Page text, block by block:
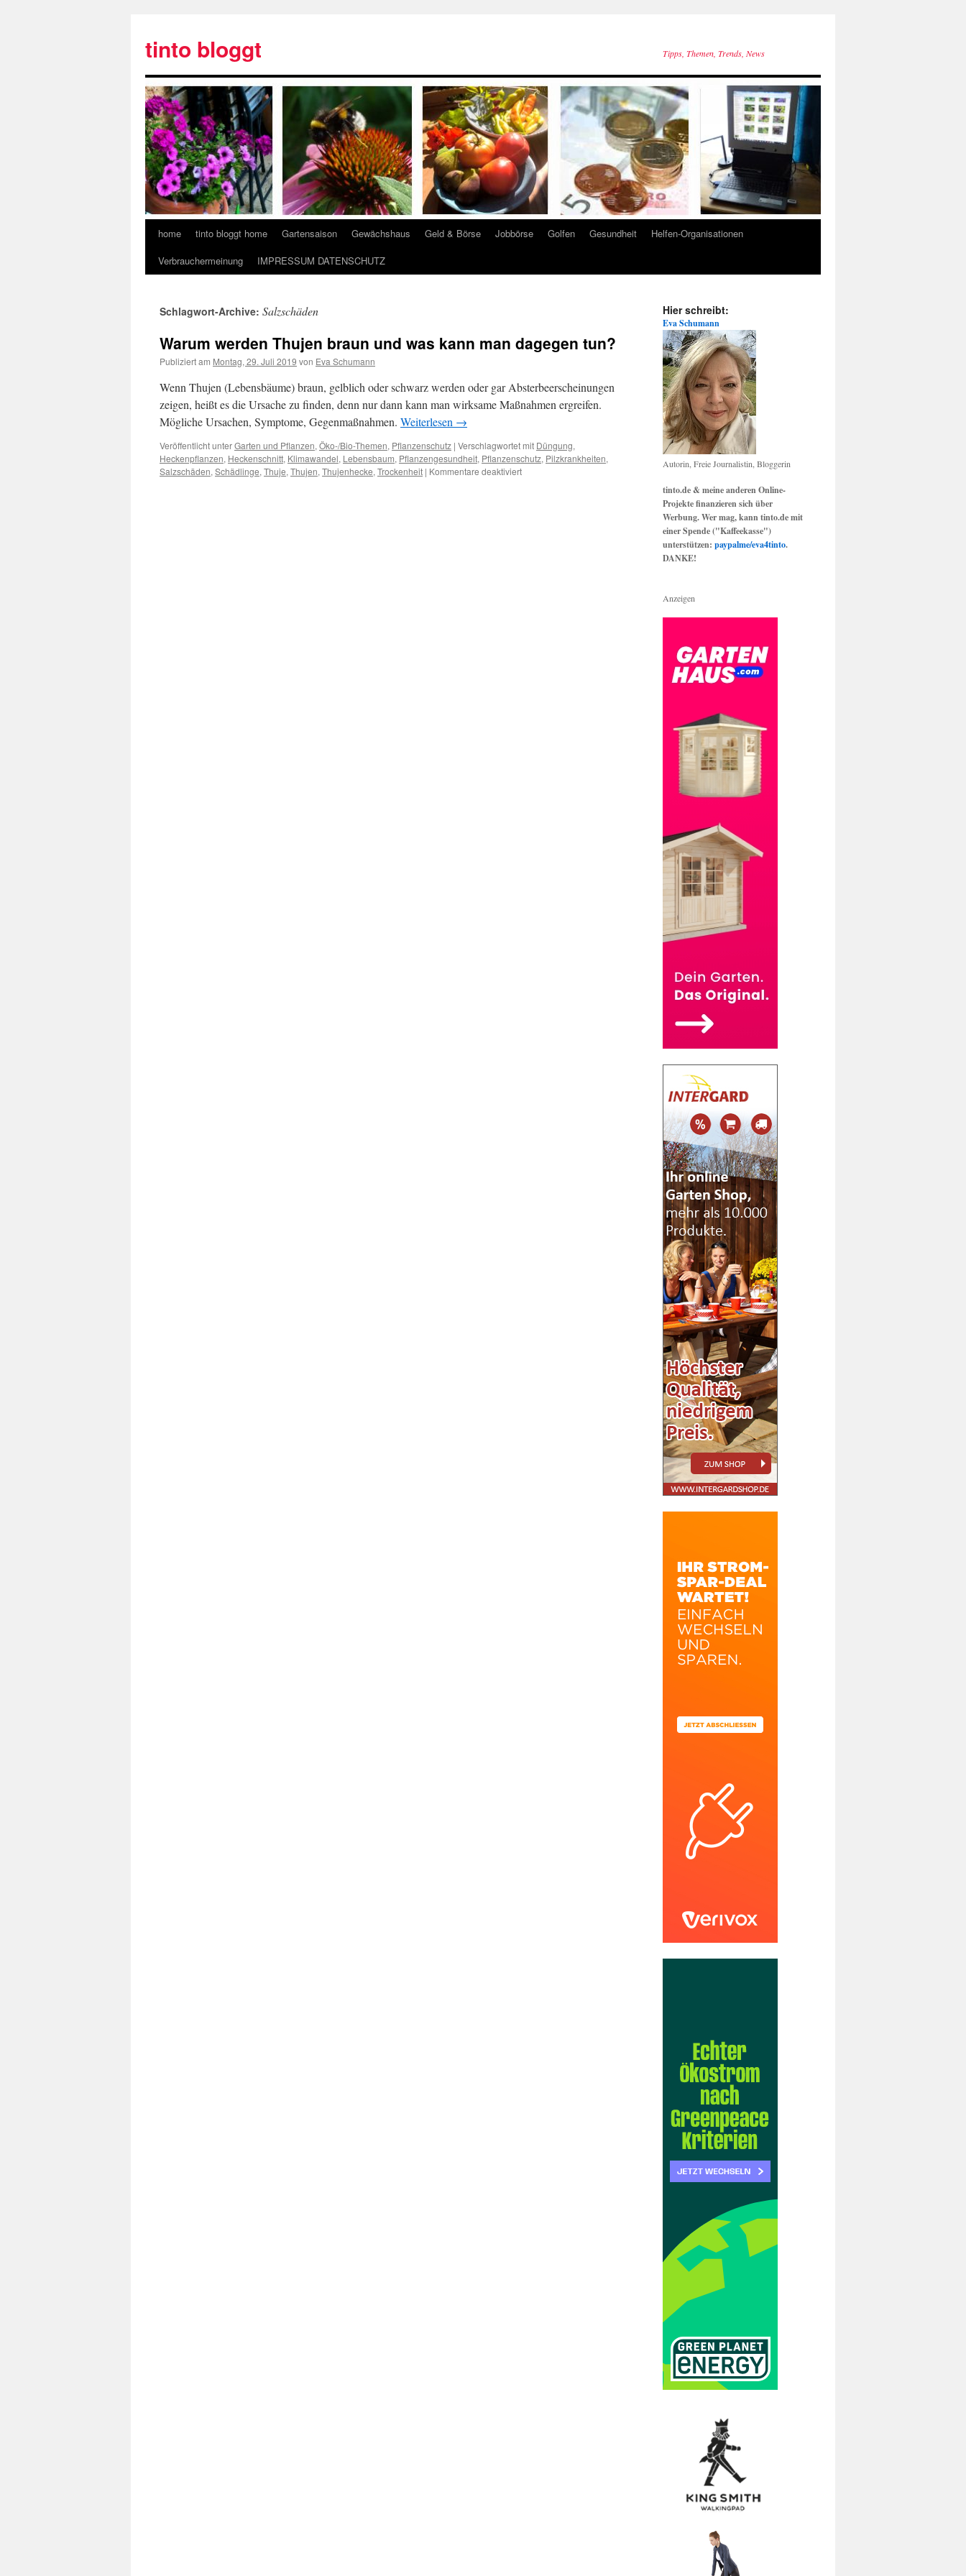
tinto bloggt Tipps, Themen, Trends, News
home tinto bloggt home Gartensaison Gewächshaus Geld & Börse Jobbörse Golfen Gesundheit
Helfen-Organisationen
Verbrauchermeinung
IMPRESSUM DATENSCHUTZ
Schlagwort-Archive: Salzschäden
Warum werden Thujen braun und was kann man dagegen tun?
Publiziert am Montag, 29. Juli 2019 von Eva Schumann
Wenn Thujen (Lebensbäume) braun, gelblich oder schwarz werden oder gar Absterbeerscheinungen
zeigen, heißt es die Ursache zu finden, denn nur dann kann man wirksame Maßnahmen ergreifen.
Mögliche Ursachen, Symptome, Gegenmaßnahmen. Weiterlesen →
Veröffentlicht unterGarten und Pflanzen, Öko-/Bio-Themen, Pflanzenschutz | Verschlagwortet mit Düngung,
Heckenpflanzen, Heckenschnitt, Klimawandel, Lebensbaum, Pflanzengesundheit, Pflanzenschutz, Pilzkrankheiten,
Salzschäden, Schädlinge, Thuje, Thujen, Thujenhecke, Trockenheit | Kommentare deaktiviert
Hier schreibt:
Eva Schumann
Autorin, Freie Journalistin, Bloggerin
tinto.de & meine anderen Online-
Projekte finanzieren sich über
Werbung. Wer mag, kann tinto.de mit
einer Spende ("Kaffeekasse")
unterstützen: paypalme/eva4tinto.
DANKE!
Anzeigen